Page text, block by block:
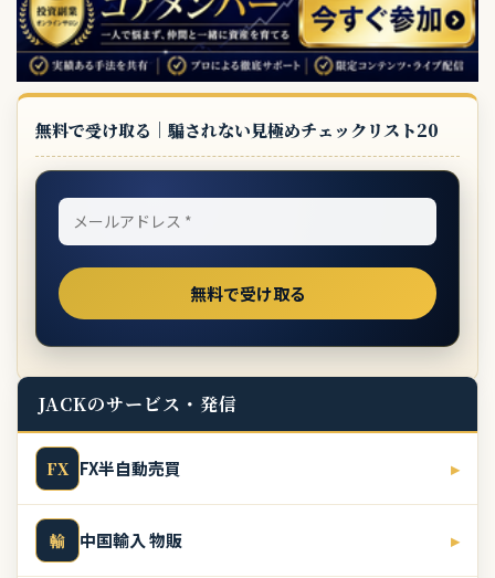
無料で受け取る｜騙されない見極めチェックリスト20
JACKのサービス・発信
FX FX半自動売買 ▸
輸 中国輸入 物販 ▸